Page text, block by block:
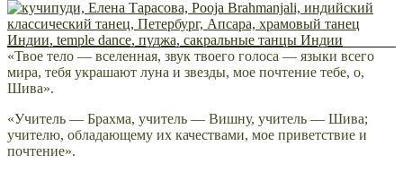
«Твое тело — вселенная, звук твоего голоса — языки всего
мира, тебя украшают луна и звезды, мое почтение тебе, о,
Шива».
«Учитель — Брахма, учитель — Вишну, учитель — Шива;
учителю, обладающему их качествами, мое приветствие и
почтение».